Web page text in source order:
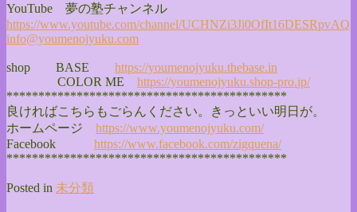
YouTube 夢の塾チャンネル
https://www.youtube.com/channel/UCHNZi3Ji0OfIt16DESRpvAQ
info@youmenojyuku.com
shop BASE https://youmenojyuku.thebase.in
COLOR ME https://youmenojyuku.shop-pro.jp/
********************************************
良ければこちらもごらんください。きっといい明日が。
ホームページ https://www.youmenojyuku.com/
Facebook https://www.facebook.com/zigquena/
********************************************
Posted in 未分類